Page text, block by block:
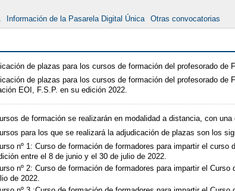
Información de la Pasarela Digital Única Otras convocatorias
de plazas para los cursos de formación del profesorado de
de plazas para los cursos de formación del profesorado
EOI, F.S.P. en su edición 2022.
de formación se realizarán en modalidad a distancia, con
para los que se realizará la adjudicación de plazas son los
nº 1: Curso de formación de formadores para impartir el
entre el 8 de junio y el 30 de julio de 2022.
nº 2: Curso de formación de formadores para impartir el
de 2022.